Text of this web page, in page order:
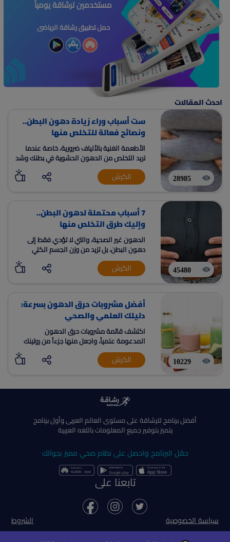
مستخدمين لرشاقة يومياً
حمل تطبيق رشاقة الرياضى
احدث المقالات
28985
ست أسباب وراء زيادة دهون البطن..
ونصائح فعالة للتخلص منها
الأطعمة الغنية بالألياف ضرورية، خاصة عندما
تريد التخلص من الدهون الحشوية في بطنك وشد
معدتك
الكرش
45480
7 أسباب محتملة لدهون البطن..
وإليك طرق التخلص منها
الدهون غير الصحية، والتي لا تؤدي فقط إلى
دهون البطن، بل تزيد من وزن الجسم الكلي
الكرش
10229
أفضل مشروبات حرق الدهون بسرعة:
دليلك العلمي والصحي
اكتشف قائمة مشروبات حرق الدهون
المدعومة علمياً، واجعل منها جزءاً من روتينك
لخسارة الوزن بطريقة صحية ومستدامة، وتعرف
على الأضرار الخفية للمشروبات الغازية.
الكرش
أفضل برنامج للرشاقة على مستوى العالم العربى وأول برنامج
يتميز بتوفير جميع المعلومات باللغه العربية
حمّل البرنامج واحصل على نظام صحي مميز بجوالك
تابعنا على
سياسة الخصوصية الشروط